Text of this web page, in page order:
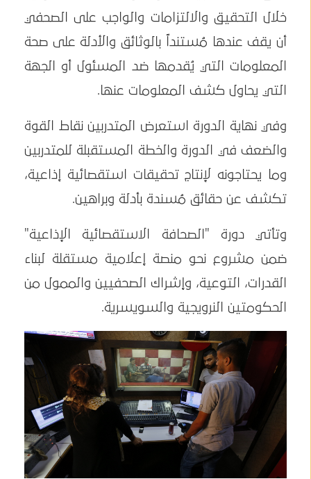
خلال التحقيق والالتزامات والواجب على الصحفي
أن يقف عندها مُستنداً بالوثائق والأدلة على صحة
المعلومات التي يُقدمها ضد المسئول أو الجهة
التي يحاول كشف المعلومات عنها.
وفي نهاية الدورة استعرض المتدربين نقاط القوة
والضعف في الدورة والخطة المستقبلة للمتدربين
وما يحتاجونه لإنتاج تحقيقات استقصائية إذاعية،
تكشف عن حقائق مُسندة بأدلة وبراهين.
وتأتي دورة "الصحافة الاستقصائية الإذاعية"
ضمن مشروع نحو منصة إعلامية مستقلة لبناء
القدرات، التوعية، وإشراك الصحفيين والممول من
الحكومتين النرويجية والسويسرية.